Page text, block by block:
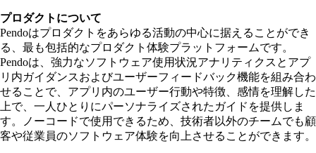
プロダクトについて
Pendoはプロダクトをあらゆる活動の中心に据えることができ
る、最も包括的なプロダクト体験プラットフォームです。
Pendoは、強力なソフトウェア使用状況アナリティクスとアプ
リ内ガイダンスおよびユーザーフィードバック機能を組み合わ
せることで、アプリ内のユーザー行動や特徴、感情を理解した
上で、一人ひとりにパーソナライズされたガイドを提供しま
す。ノーコードで使用できるため、技術者以外のチームでも顧
客や従業員のソフトウェア体験を向上させることができます。